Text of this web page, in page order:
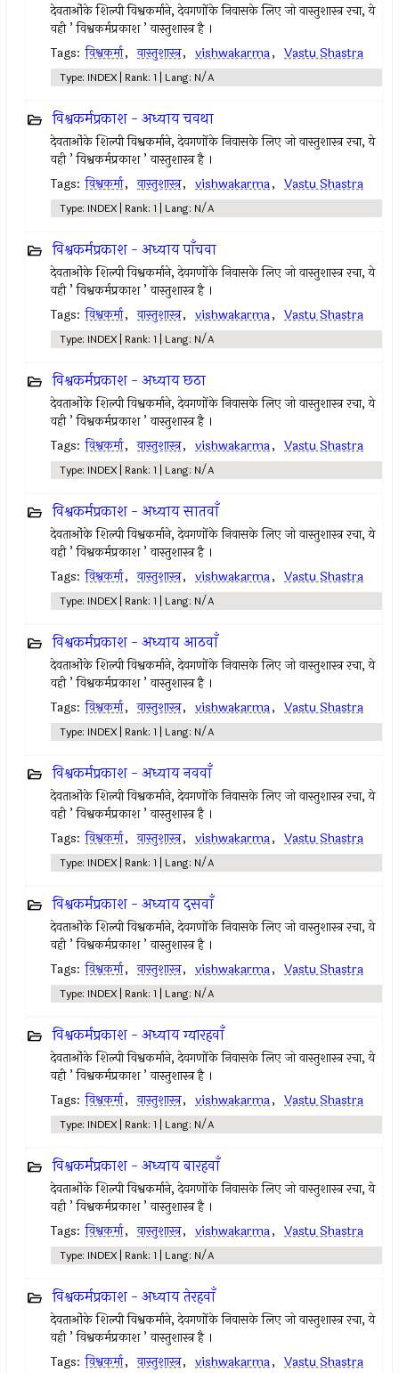
देवताओंके शिल्पी विश्वकर्माने, देवगणोंके निवासके लिए जो वास्तुशास्त्र रचा, ये
वही ’ विश्वकर्मप्रकाश ’ वास्तुशास्त्र है ।
Tags: विश्वकर्मा, वास्तुशास्त्र, vishwakarma, Vastu Shastra
Type: INDEX | Rank: 1 | Lang: N/A
विश्वकर्मप्रकाश - अध्याय चवथा
देवताओंके शिल्पी विश्वकर्माने, देवगणोंके निवासके लिए जो वास्तुशास्त्र रचा, ये
वही ’ विश्वकर्मप्रकाश ’ वास्तुशास्त्र है ।
Tags: विश्वकर्मा, वास्तुशास्त्र, vishwakarma, Vastu Shastra
Type: INDEX | Rank: 1 | Lang: N/A
विश्वकर्मप्रकाश - अध्याय पाँचवा
देवताओंके शिल्पी विश्वकर्माने, देवगणोंके निवासके लिए जो वास्तुशास्त्र रचा, ये
वही ’ विश्वकर्मप्रकाश ’ वास्तुशास्त्र है ।
Tags: विश्वकर्मा, वास्तुशास्त्र, vishwakarma, Vastu Shastra
Type: INDEX | Rank: 1 | Lang: N/A
विश्वकर्मप्रकाश - अध्याय छठा
देवताओंके शिल्पी विश्वकर्माने, देवगणोंके निवासके लिए जो वास्तुशास्त्र रचा, ये
वही ’ विश्वकर्मप्रकाश ’ वास्तुशास्त्र है ।
Tags: विश्वकर्मा, वास्तुशास्त्र, vishwakarma, Vastu Shastra
Type: INDEX | Rank: 1 | Lang: N/A
विश्वकर्मप्रकाश - अध्याय सातवाँ
देवताओंके शिल्पी विश्वकर्माने, देवगणोंके निवासके लिए जो वास्तुशास्त्र रचा, ये
वही ’ विश्वकर्मप्रकाश ’ वास्तुशास्त्र है ।
Tags: विश्वकर्मा, वास्तुशास्त्र, vishwakarma, Vastu Shastra
Type: INDEX | Rank: 1 | Lang: N/A
विश्वकर्मप्रकाश - अध्याय आठवाँ
देवताओंके शिल्पी विश्वकर्माने, देवगणोंके निवासके लिए जो वास्तुशास्त्र रचा, ये
वही ’ विश्वकर्मप्रकाश ’ वास्तुशास्त्र है ।
Tags: विश्वकर्मा, वास्तुशास्त्र, vishwakarma, Vastu Shastra
Type: INDEX | Rank: 1 | Lang: N/A
विश्वकर्मप्रकाश - अध्याय नववाँ
देवताओंके शिल्पी विश्वकर्माने, देवगणोंके निवासके लिए जो वास्तुशास्त्र रचा, ये
वही ’ विश्वकर्मप्रकाश ’ वास्तुशास्त्र है ।
Tags: विश्वकर्मा, वास्तुशास्त्र, vishwakarma, Vastu Shastra
Type: INDEX | Rank: 1 | Lang: N/A
विश्वकर्मप्रकाश - अध्याय दसवाँ
देवताओंके शिल्पी विश्वकर्माने, देवगणोंके निवासके लिए जो वास्तुशास्त्र रचा, ये
वही ’ विश्वकर्मप्रकाश ’ वास्तुशास्त्र है ।
Tags: विश्वकर्मा, वास्तुशास्त्र, vishwakarma, Vastu Shastra
Type: INDEX | Rank: 1 | Lang: N/A
विश्वकर्मप्रकाश - अध्याय ग्यारहवाँ
देवताओंके शिल्पी विश्वकर्माने, देवगणोंके निवासके लिए जो वास्तुशास्त्र रचा, ये
वही ’ विश्वकर्मप्रकाश ’ वास्तुशास्त्र है ।
Tags: विश्वकर्मा, वास्तुशास्त्र, vishwakarma, Vastu Shastra
Type: INDEX | Rank: 1 | Lang: N/A
विश्वकर्मप्रकाश - अध्याय बारहवाँ
देवताओंके शिल्पी विश्वकर्माने, देवगणोंके निवासके लिए जो वास्तुशास्त्र रचा, ये
वही ’ विश्वकर्मप्रकाश ’ वास्तुशास्त्र है ।
Tags: विश्वकर्मा, वास्तुशास्त्र, vishwakarma, Vastu Shastra
Type: INDEX | Rank: 1 | Lang: N/A
विश्वकर्मप्रकाश - अध्याय तेरहवाँ
देवताओंके शिल्पी विश्वकर्माने, देवगणोंके निवासके लिए जो वास्तुशास्त्र रचा, ये
वही ’ विश्वकर्मप्रकाश ’ वास्तुशास्त्र है ।
Tags: विश्वकर्मा, वास्तुशास्त्र, vishwakarma, Vastu Shastra